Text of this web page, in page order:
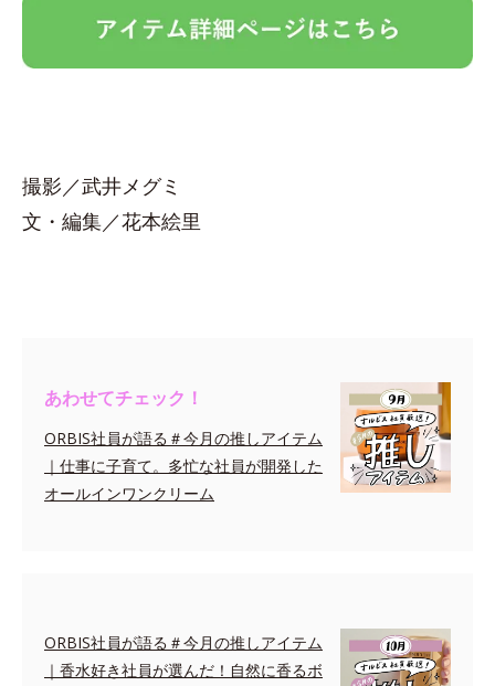
撮影／武井メグミ
文・編集／花本絵里
あわせてチェック！
ORBIS社員が語る＃今月の推しアイテム
｜仕事に子育て。多忙な社員が開発した
オールインワンクリーム
ORBIS社員が語る＃今月の推しアイテム
｜香水好き社員が選んだ！自然に香るボ